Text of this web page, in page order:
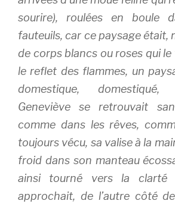
sourire), roulées en boule
fauteuils, car ce paysage était,
de corps blancs ou roses qui
le reflet des flammes, un
domestique,
Geneviève se retrouvait
comme dans les rêves,
toujours vécu, sa valise à la
froid dans son manteau
ainsi tourné vers la clarté
approchait, de l’autre côté